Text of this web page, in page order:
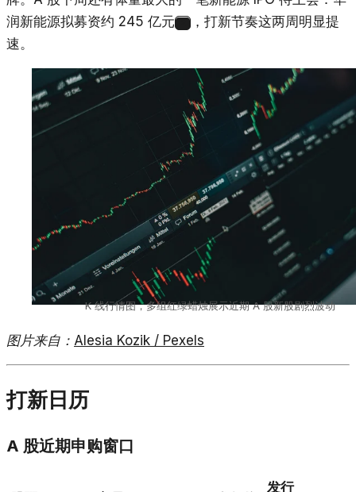
润新能源拟募资约 245 亿元
，打新节奏这两周明显提
速。
K 线行情图，多组红绿蜡烛展示近期 A 股新股剧烈波动
图片来自： Alesia Kozik / Pexels
打新日历
A 股近期申购窗口
发行